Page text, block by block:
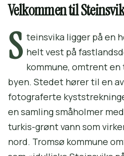
Velkommen til
S teinsvika ligger på en
helt vest på
kommune, omtrent
byen. Stedet hører til en
fotograferte
en samling småholmer
turkis-grønt vann som
nord. Tromsø kommune